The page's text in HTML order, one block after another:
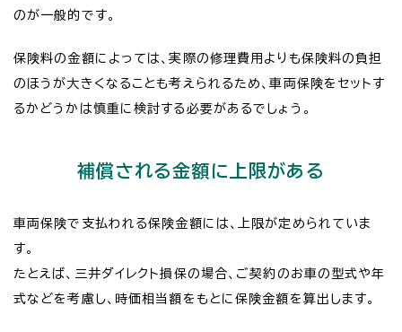
のが一般的です。
保険料の金額によっては、実際の修理費用よりも保険料の負担
のほうが大きくなることも考えられるため、車両保険をセットす
るかどうかは慎重に検討する必要があるでしょう。
補償される金額に上限がある
車両保険で支払われる保険金額には、上限が定められていま
す。
たとえば、三井ダイレクト損保の場合、ご契約のお車の型式や年
式などを考慮し、時価相当額をもとに保険金額を算出します。